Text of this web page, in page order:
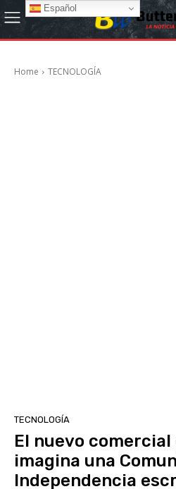
Home TECNOLOGÍA
TECNOLOGÍA
El nuevo comercial
imagina una
Independencia
Español